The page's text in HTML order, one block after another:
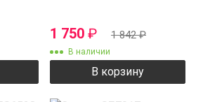
1 750 ₽ 1 842₽
В наличии
В корзину